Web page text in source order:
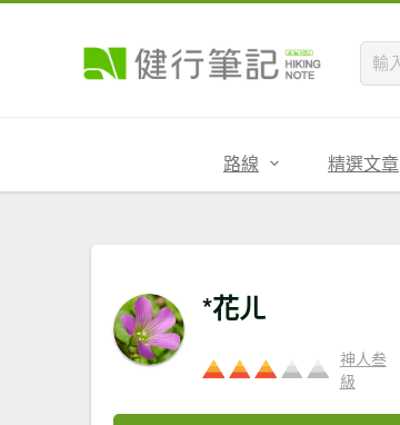
路線 精選文章
*花ㄦ
神人叁
級